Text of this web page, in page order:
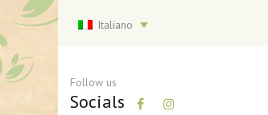
Italiano
Follow us
Socials